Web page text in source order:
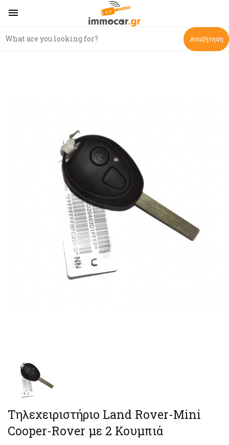

Αναζήτηση
Τηλεχειριστήριο Land Rover-Mini
Cooper-Rover με 2 Κουμπιά